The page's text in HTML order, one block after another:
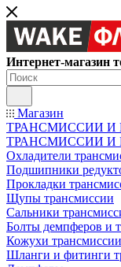
Интернет-магазин
Магазин
ТРАНСМИССИИ И
ТРАНСМИССИИ И
Охладители
Подшипники
Прокладки
Щупы трансмиссии
Сальники
Болты демпферов и
Кожухи трансмиссии
Шланги и фитинги